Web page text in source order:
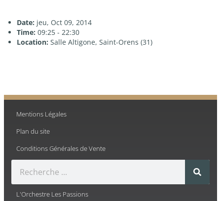
Date: jeu, Oct 09, 2014
Time: 09:25 - 22:30
Location: Salle Altigone, Saint-Orens (31)
Mentions Légales
Plan du site
Conditions Générales de Vente
L'Orchestre Les Passions